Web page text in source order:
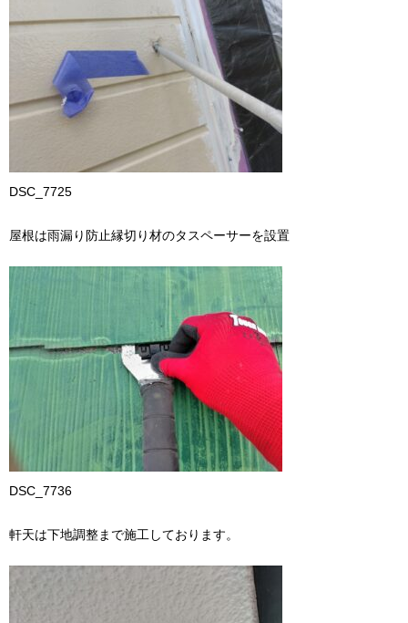
DSC_7725
屋根は雨漏り防止縁切り材のタスペーサーを設置
DSC_7736
軒天は下地調整まで施工しております。